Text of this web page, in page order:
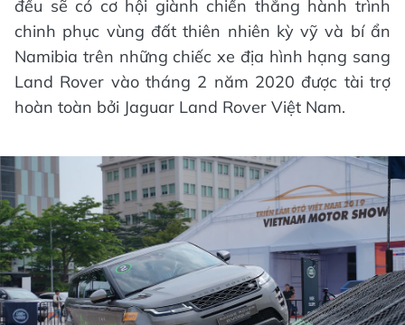
đều sẽ có cơ hội giành chiến thắng hành trình
chinh phục vùng đất thiên nhiên kỳ vỹ và bí ẩn
Namibia trên những chiếc xe địa hình hạng sang
Land Rover vào tháng 2 năm 2020 được tài trợ
hoàn toàn bởi Jaguar Land Rover Việt Nam.